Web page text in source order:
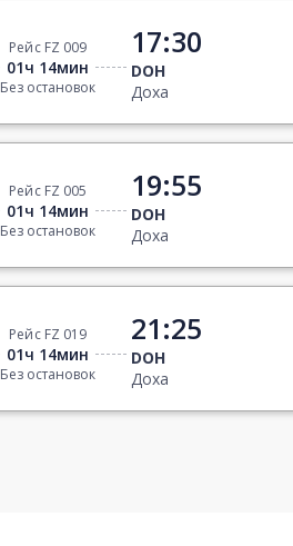
Рейс FZ 009
01ч 14мин
Без остановок
17:30
DOH
Доха
Рейс FZ 005
01ч 14мин
Без остановок
19:55
DOH
Доха
Рейс FZ 019
01ч 14мин
Без остановок
21:25
DOH
Доха